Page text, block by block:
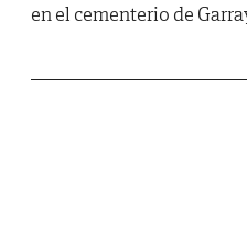
en el cementerio de